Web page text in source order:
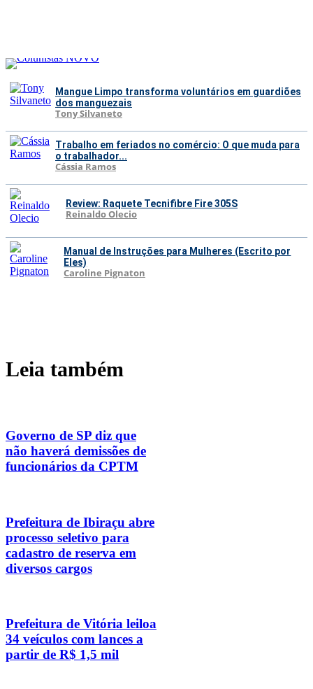
Mangue Limpo transforma voluntários em guardiões
dos manguezais
Tony Silvaneto
Trabalho em feriados no comércio: O que muda para
o trabalhador...
Cássia Ramos
Review: Raquete Tecnifibre Fire 305S
Reinaldo Olecio
Manual de Instruções para Mulheres (Escrito por
Eles)
Caroline Pignaton
Leia também
Governo de SP diz que
não haverá demissões de
funcionários da CPTM
Prefeitura de Ibiraçu abre
processo seletivo para
cadastro de reserva em
diversos cargos
Prefeitura de Vitória leiloa
34 veículos com lances a
partir de R$ 1,5 mil